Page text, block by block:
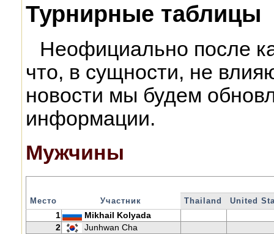
Турнирные таблицы
Неофициально после
что, в сущности, не
новости мы будем
информации.
Мужчины
Место Участник Thailand United
1
Mikhail Kolyada
2
Junhwan Cha